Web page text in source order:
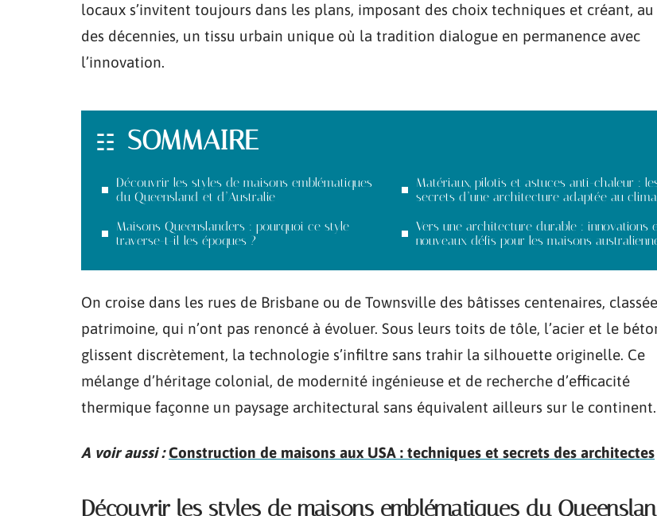
locaux s’invitent toujours dans les plans, imposant des choix techniques et créant,
des décennies, un tissu urbain unique où la tradition dialogue en permanence avec
l’innovation.
SOMMAIRE
Découvrir les styles de maisons emblématiques
du Queensland et d’Australie
Maisons Queenslanders : pourquoi ce style
traverse-t-il les époques ?
Matériaux, pilotis et astuces anti-chaleur :
secrets d’une architecture adaptée au
Vers une architecture durable : innovations
nouveaux défis pour les maisons
On croise dans les rues de Brisbane ou de Townsville des bâtisses centenaires,
patrimoine, qui n’ont pas renoncé à évoluer. Sous leurs toits de tôle, l’acier et le
glissent discrètement, la technologie s’infiltre sans trahir la silhouette originelle. Ce
mélange d’héritage colonial, de modernité ingénieuse et de recherche d’efficacité
thermique façonne un paysage architectural sans équivalent ailleurs sur le continent.
A voir aussi : Construction de maisons aux USA : techniques et secrets des architectes
Découvrir les styles de maisons emblématiques du